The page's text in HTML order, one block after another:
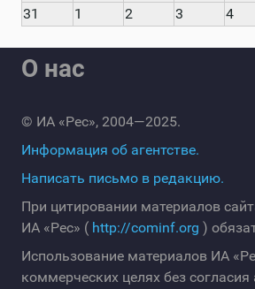
31
1 2 3 4
О нас
© ИА «Рес», 2004—2025.
Информация об агентстве.
Написать письмо в редакцию.
При цитировании материалов
ИА «Рес» ( http://cominf.org )
Использование материалов ИА
коммерческих целях без согласия